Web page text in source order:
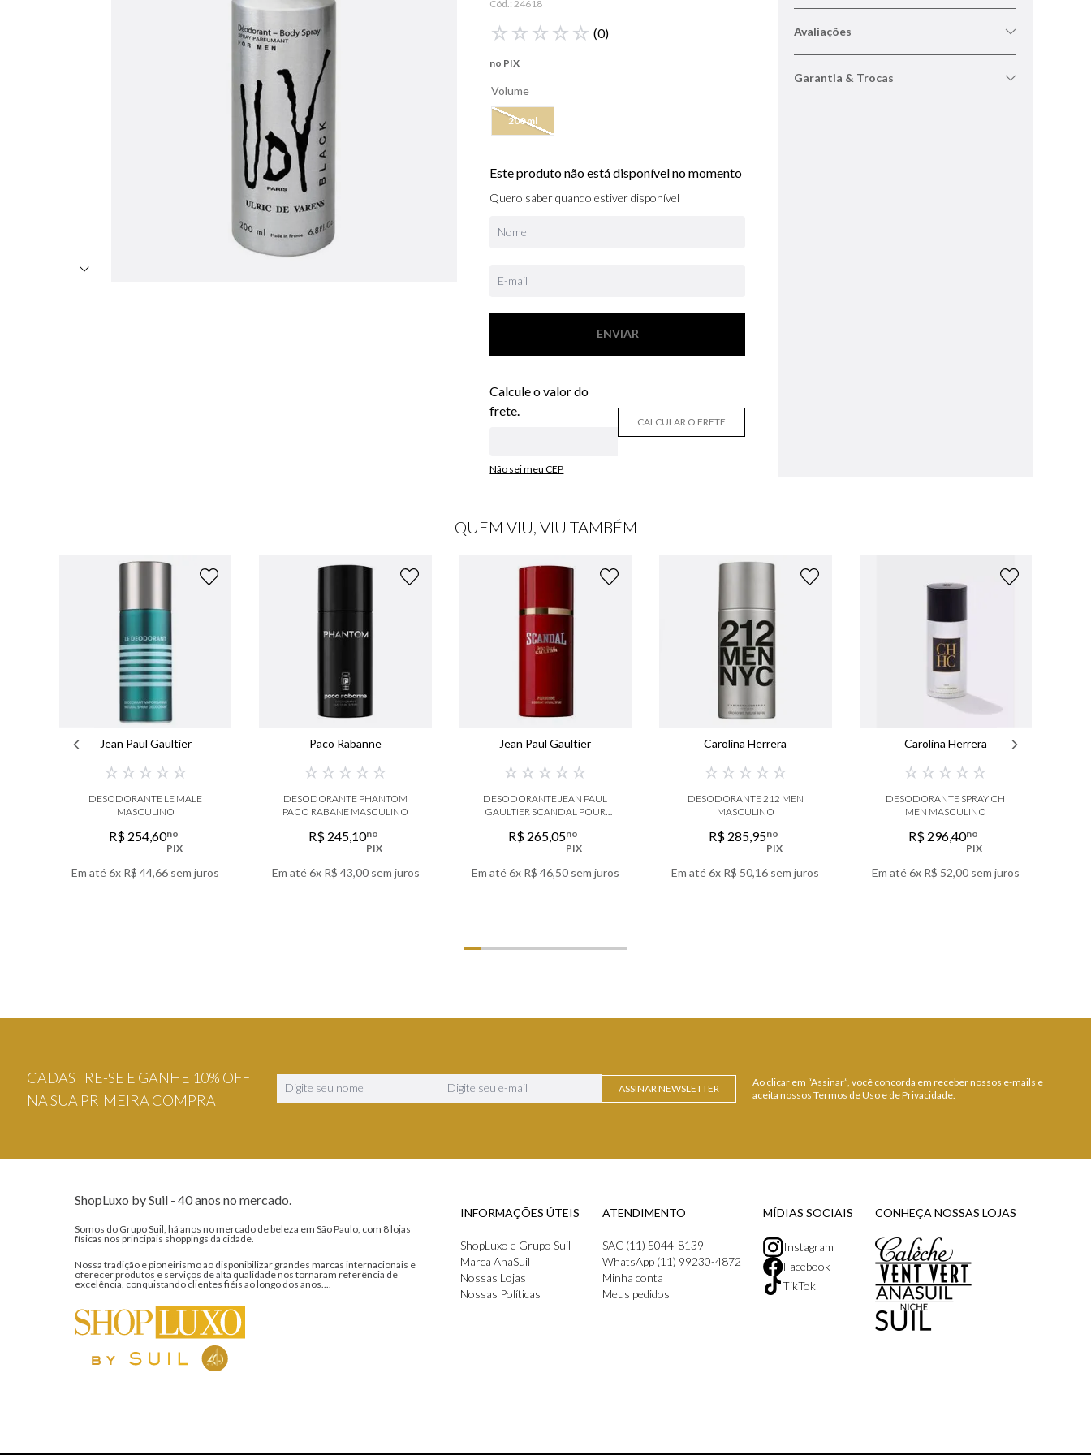
Cód.: 24618
☆ ☆ ☆ ☆ ☆ (0)
no PIX
Volume
200 ml
Este produto não está disponível no momento
Quero saber quando estiver disponível
ENVIAR
Não sei meu CEP
CALCULAR O FRETE
Avaliações
Garantia & Trocas
QUEM VIU, VIU TAMBÉM
Jean Paul Gaultier
☆ ☆ ☆ ☆ ☆
DESODORANTE LE MALE
MASCULINO
R$ 254,60no
PIX
Em até6x R$ 44,66 sem juros
Paco Rabanne
☆ ☆ ☆ ☆ ☆
DESODORANTE PHANTOM
PACO RABANE MASCULINO
R$ 245,10no
PIX
Em até6x R$ 43,00sem juros
Jean Paul Gaultier
☆ ☆ ☆ ☆ ☆
DESODORANTE JEAN PAUL
GAULTIER SCANDAL POUR
R$ 265,05no
PIX
Em até6x R$ 46,50sem juros
Carolina Herrera
☆ ☆ ☆ ☆ ☆
DESODORANTE 212 MEN
MASCULINO
R$ 285,95no
PIX
Em até6x R$ 50,16 sem juros
Carolina Herrera
☆ ☆ ☆ ☆ ☆
DESODORANTE SPRAY CH
MEN MASCULINO
R$ 296,40no
PIX
Em até6x R$ 52,00sem juros
CADASTRE-SE E GANHE 10% OFF
NA SUA PRIMEIRA COMPRA
ASSINAR NEWSLETTER
Ao clicar em “Assinar”, você concorda em receber nossos e-mails e
aceita nossos Termos de Uso e de Privacidade.
ShopLuxo by Suil - 40 anos no mercado.
Somos do Grupo Suil, há anos no mercado de beleza em São Paulo, com 8 lojas
físicas nos principais shoppings da cidade.
Nossa tradição e pioneirismo ao disponibilizar grandes marcas internacionais e
oferecer produtos e serviços de alta qualidade nos tornaram referência de
excelência, conquistando clientes fiéis ao longo dos anos....
INFORMAÇÕES ÚTEIS
ShopLuxo e Grupo Suil
Marca AnaSuil
Nossas Lojas
Nossas Políticas
ATENDIMENTO
SAC (11) 5044-8139
WhatsApp (11) 99230-4872
Minha conta
Meus pedidos
MÍDIAS SOCIAIS
Instagram
Facebook
TikTok
CONHEÇA NOSSAS LOJAS